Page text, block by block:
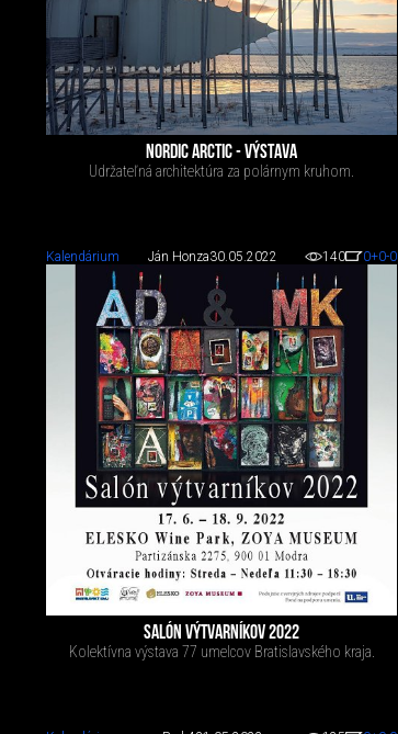
NORDIC ARCTIC - VÝSTAVA
Udržateľná architektúra za polárnym kruhom.
Kalendárium Ján Honza30.05.2022 140 0+0-0
SALÓN VÝTVARNÍKOV 2022
Kolektívna výstava 77 umelcov Bratislavského kraja.